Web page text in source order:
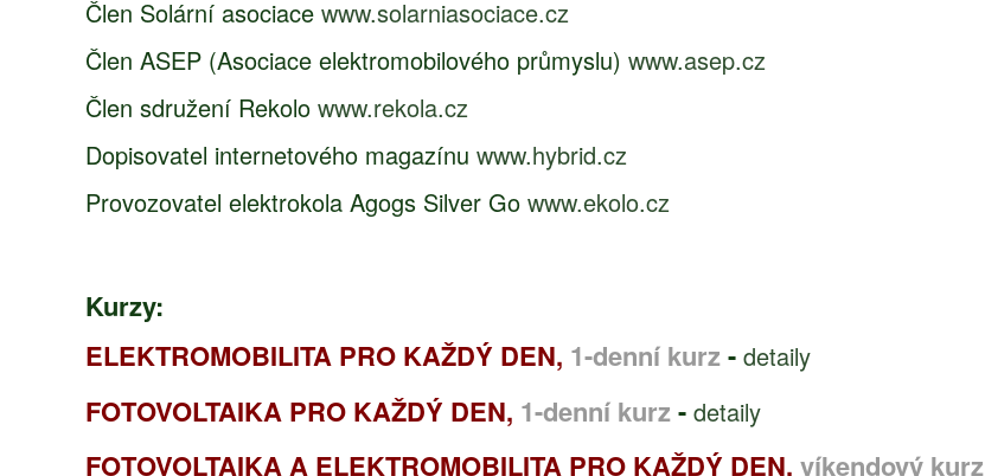
Člen Solární asociace www.solarniasociace.cz
Člen ASEP (Asociace elektromobilového průmyslu) www.asep.cz
Člen sdružení Rekolo www.rekola.cz
Dopisovatel internetového magazínu www.hybrid.cz
Provozovatel elektrokola Agogs Silver Go www.ekolo.cz
Kurzy:
ELEKTROMOBILITA PRO KAŽDÝ DEN, 1-denní kurz- detaily
FOTOVOLTAIKA PRO KAŽDÝ DEN, 1-denní kurz- detaily
FOTOVOLTAIKA A ELEKTROMOBILITA PRO KAŽDÝ DEN, víkendový kurz